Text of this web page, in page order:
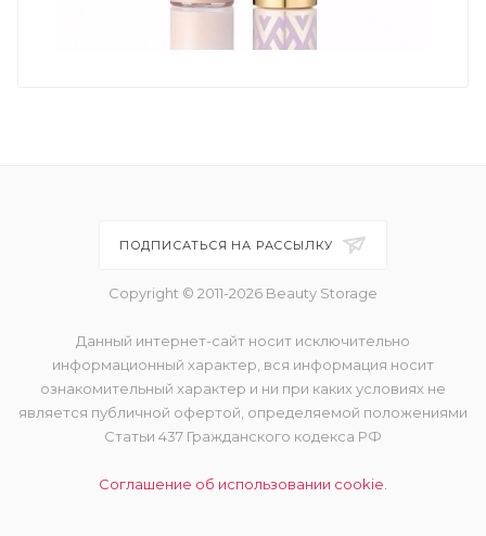
ПОДПИСАТЬСЯ НА РАССЫЛКУ
Copyright © 2011-2026 Beauty Storage
Данный интернет-сайт носит исключительно
информационный характер, вся информация носит
ознакомительный характер и ни при каких условиях не
является публичной офертой, определяемой положениями
Статьи 437 Гражданского кодекса РФ
Соглашение об использовании cookie.